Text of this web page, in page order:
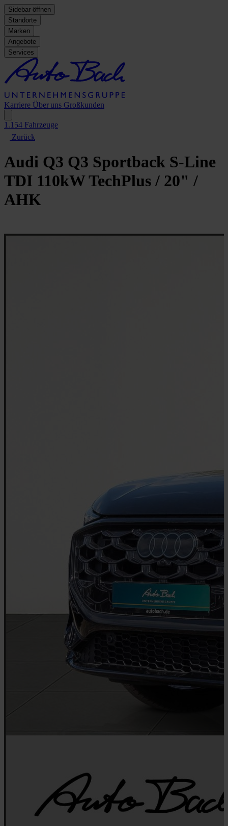
Sidebar öffnen
Standorte
Marken
Angebote
Services
Karriere Über uns Großkunden
1.154 Fahrzeuge
Zurück
Audi Q3 Q3 Sportback S-Line
TDI 110kW TechPlus / 20" /
AHK